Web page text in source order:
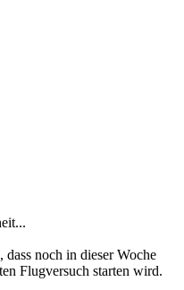
noch in dieser Woche
Flugversuch starten wird.